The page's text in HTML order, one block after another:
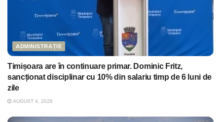
ADMINISTRAȚIE
Timișoara are în continuare primar. Dominic Fritz,
sancționat disciplinar cu 10% din salariu timp de 6 luni de
zile
AUGUST 4, 2026